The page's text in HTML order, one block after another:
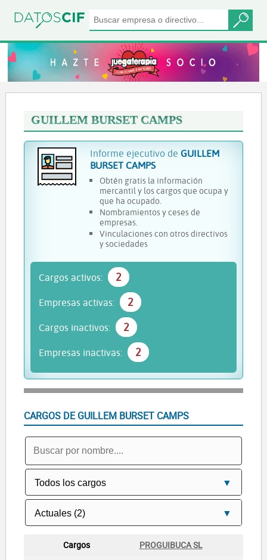
GUILLEM BURSET CAMPS
Informe ejecutivo de GUILLEM
BURSET CAMPS
Obtén gratis la información
mercantil y los cargos que ocupa y
que ha ocupado.
Nombramientos y ceses de
empresas.
Vinculaciones con otros directivos
y sociedades
Cargos activos: 2
Empresas activas: 2
Cargos inactivos: 2
Empresas inactivas: 2
CARGOS DE GUILLEM BURSET CAMPS
PROGUIBUCA SL